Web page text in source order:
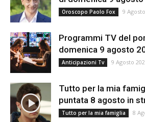
Oroscopo Paolo Fox 9
Programmi TV del
domenica 9 agosto
Anticipazioni Tv 9 Agosto
Tutto per la mia
puntata 8 agosto in
Tutto per la mia famiglia 8